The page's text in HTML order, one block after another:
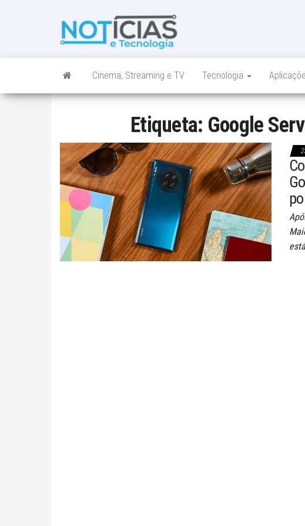
num só lugar
Cinema, Streaming e TV Tecnologia
Etiqueta: Google